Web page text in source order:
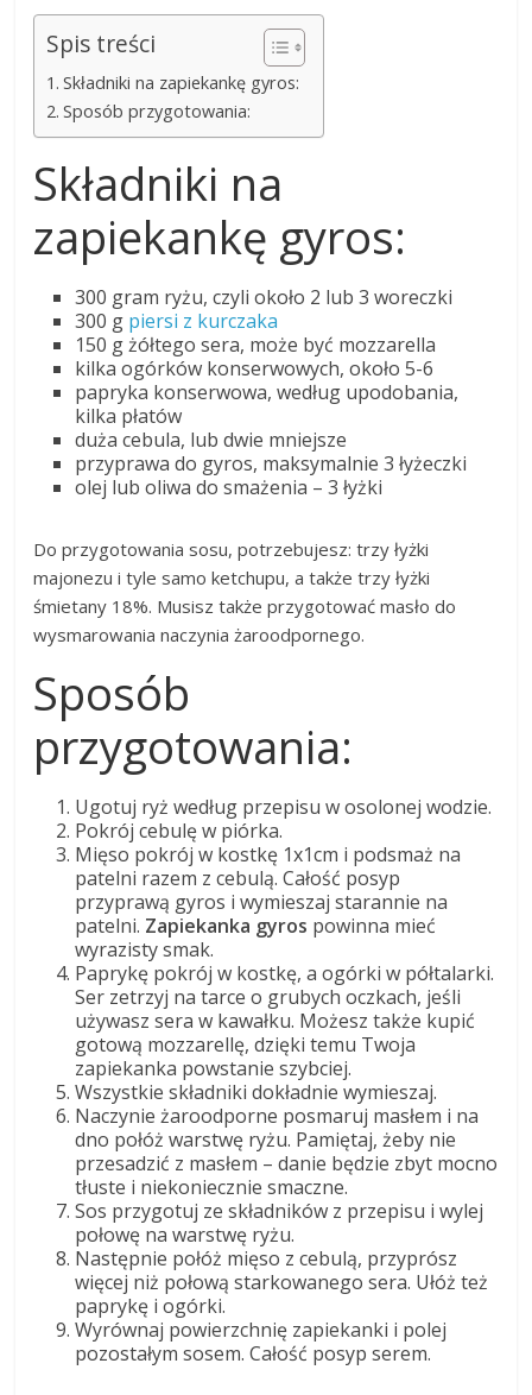
Spis treści
Składniki na zapiekankę gyros:
Sposób przygotowania:
Składniki na
zapiekankę gyros:
300 gram ryżu, czyli około 2 lub 3 woreczki
300 g piersi z kurczaka
150 g żółtego sera, może być mozzarella
kilka ogórków konserwowych, około 5-6
papryka konserwowa, według upodobania,
kilka płatów
duża cebula, lub dwie mniejsze
przyprawa do gyros, maksymalnie 3 łyżeczki
olej lub oliwa do smażenia – 3 łyżki
Do przygotowania sosu, potrzebujesz: trzy łyżki
majonezu i tyle samo ketchupu, a także trzy łyżki
śmietany 18%. Musisz także przygotować masło do
wysmarowania naczynia żaroodpornego.
Sposób
przygotowania:
Ugotuj ryż według przepisu w osolonej wodzie.
Pokrój cebulę w piórka.
Mięso pokrój w kostkę 1x1cm i podsmaż na
patelni razem z cebulą. Całość posyp
przyprawą gyros i wymieszaj starannie na
patelni. Zapiekanka gyros powinna mieć
wyrazisty smak.
Paprykę pokrój w kostkę, a ogórki w półtalarki.
Ser zetrzyj na tarce o grubych oczkach, jeśli
używasz sera w kawałku. Możesz także kupić
gotową mozzarellę, dzięki temu Twoja
zapiekanka powstanie szybciej.
Wszystkie składniki dokładnie wymieszaj.
Naczynie żaroodporne posmaruj masłem i na
dno połóż warstwę ryżu. Pamiętaj, żeby nie
przesadzić z masłem – danie będzie zbyt mocno
tłuste i niekoniecznie smaczne.
Sos przygotuj ze składników z przepisu i wylej
połowę na warstwę ryżu.
Następnie połóż mięso z cebulą, przyprósz
więcej niż połową starkowanego sera. Ułóż też
paprykę i ogórki.
Wyrównaj powierzchnię zapiekanki i polej
pozostałym sosem. Całość posyp serem.